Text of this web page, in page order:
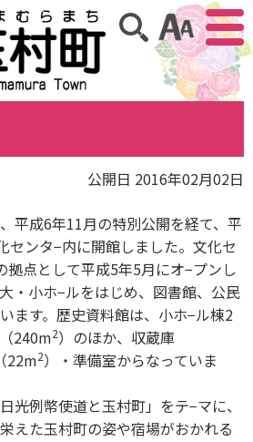
アクセ
サイト内検索
公開日 2016年02月02日
平成6年11月の特別公開を経て、平
センタ−内に開館しました。文化セ
拠点として平成5年5月にオ−プンし
・小ホ−ルをはじめ、図書館、公民
ます。歴史資料館は、小ホ−ル棟2
240m2）のほか、収蔵庫
22m2）・準備室からなっていま
光例幣使道と玉村町」をテ−マに、
えた玉村町の姿や宿場がおかれる